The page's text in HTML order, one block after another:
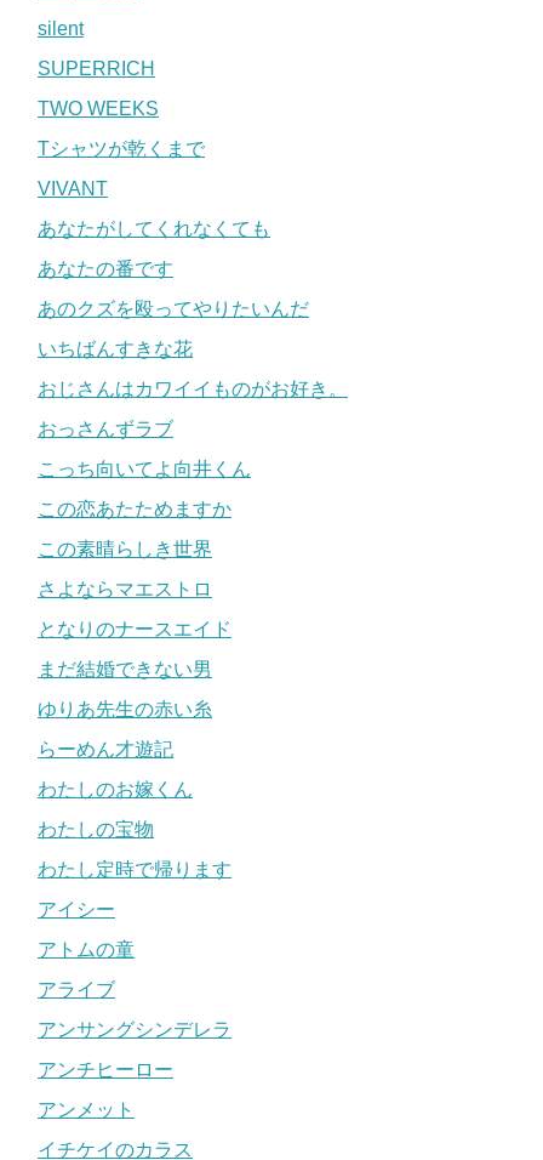
silent
SUPERRICH
TWO WEEKS
Tシャツが乾くまで
VIVANT
あなたがしてくれなくても
あなたの番です
あのクズを殴ってやりたいんだ
いちばんすきな花
おじさんはカワイイものがお好き。
おっさんずラブ
こっち向いてよ向井くん
この恋あたためますか
この素晴らしき世界
さよならマエストロ
となりのナースエイド
まだ結婚できない男
ゆりあ先生の赤い糸
らーめん才遊記
わたしのお嫁くん
わたしの宝物
わたし定時で帰ります
アイシー
アトムの童
アライブ
アンサングシンデレラ
アンチヒーロー
アンメット
イチケイのカラス